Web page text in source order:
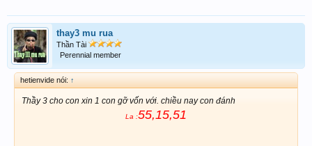
thay3 mu rua
Thần Tài
Perennial member
hetienvide nói: ↑
Thầy 3 cho con xin 1 con gỡ vốn với. chiều nay con đánh
La :55,15,51